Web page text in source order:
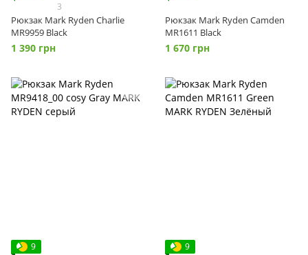
3
Рюкзак Mark Ryden Charlie
MR9959 Black
1 390 грн
Рюкзак Mark Ryden Camden
MR1611 Black
1 670 грн
9 9